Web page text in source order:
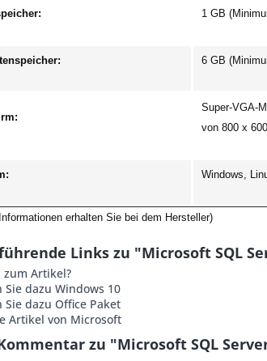
1 GB
6 GB
Super-VGA-
von 800 x
Windows,
erhalten Sie bei dem Hersteller)
Links zu "Microsoft SQL
zum Artikel?
Sie dazu Windows 10
Sie dazu Office Paket
Artikel von Microsoft
zu "Microsoft SQL